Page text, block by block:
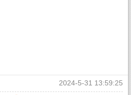
2024-5-31 13:59:25